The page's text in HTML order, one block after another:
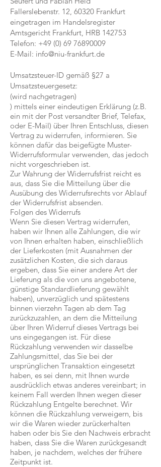
Fallerslebenstr. 12, 60320 Frankfurt
eingetragen im Handelsregister
Amtsgericht Frankfurt, HRB 142753
Telefon: +49 (0) 69 76890009
E-Mail: info@niu-frankfurt.de
Umsatzsteuer-ID gemäß §27 a
Umsatzsteuergesetz:
(wird nachgetragen)​
) mittels einer eindeutigen Erklärung (z.B.
ein mit der Post versandter Brief, Telefax,
oder E-Mail) über Ihren Entschluss, diesen
Vertrag zu widerrufen, informieren. Sie
können dafür das beigefügte Muster-
Widerrufsformular verwenden, das jedoch
nicht vorgeschrieben ist.
Zur Wahrung der Widerrufsfrist reicht es
aus, dass Sie die Mitteilung über die
Ausübung des Widerrufsrechts vor Ablauf
der Widerrufsfrist absenden.
Folgen des Widerrufs
Wenn Sie diesen Vertrag widerrufen,
haben wir Ihnen alle Zahlungen, die wir
von Ihnen erhalten haben, einschließlich
der Lieferkosten (mit Ausnahmen der
zusätzlichen Kosten, die sich daraus
ergeben, dass Sie einer andere Art der
Lieferung als die von uns angebotene,
günstige Standardlieferung gewählt
haben), unverzüglich und spätestens
binnen vierzehn Tagen ab dem Tag
zurückzuzahlen, an dem die Mitteilung
über Ihren Widerruf dieses Vertrags bei
uns eingegangen ist. Für diese
Rückzahlung verwenden wir dasselbe
Zahlungsmittel, das Sie bei der
ursprünglichen Transaktion eingesetzt
haben, es sei denn, mit Ihnen wurde
ausdrücklich etwas anderes vereinbart; in
keinem Fall werden Ihnen wegen dieser
Rückzahlung Entgelte berechnet. Wir
können die Rückzahlung verweigern, bis
wir die Waren wieder zurückerhalten
haben oder bis Sie den Nachweis erbracht
haben, dass Sie die Waren zurückgesandt
haben, je nachdem, welches der frühere
Zeitpunkt ist.